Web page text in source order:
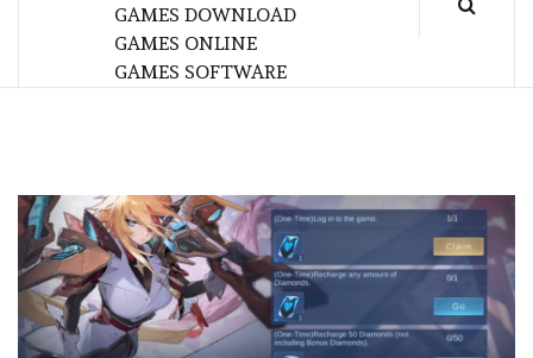
GAMES DOWNLOAD
GAMES ONLINE
GAMES SOFTWARE